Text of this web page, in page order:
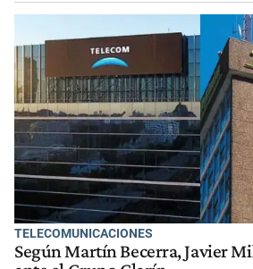
TELECOMUNICACIONES
Según Martín Becerra, Javier